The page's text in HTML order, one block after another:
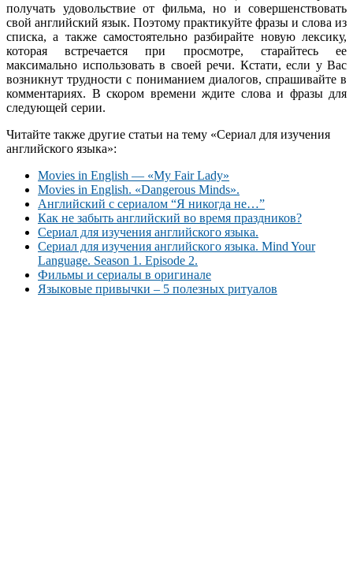
получать удовольствие от фильма, но и совершенствовать
свой английский язык. Поэтому практикуйте фразы и слова из
списка, а также самостоятельно разбирайте новую лексику,
которая встречается при просмотре, старайтесь ее
максимально использовать в своей речи. Кстати, если у Вас
возникнут трудности с пониманием диалогов, спрашивайте в
комментариях. В скором времени ждите слова и фразы для
следующей серии.
Читайте также другие статьи на тему «Сериал для изучения
английского языка»:
Movies in English — «My Fair Lady»
Movies in English. «Dangerous Minds».
Английский с сериалом “Я никогда не…”
Как не забыть английский во время праздников?
Сериал для изучения английского языка.
Сериал для изучения английского языка. Mind Your
Language. Season 1. Episode 2.
Фильмы и сериалы в оригинале
Языковые привычки – 5 полезных ритуалов